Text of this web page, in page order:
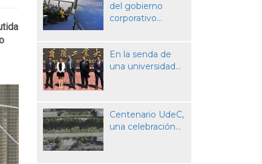
del gobierno
corporativo...
En la senda de
una universidad...
Centenario UdeC,
una celebración...